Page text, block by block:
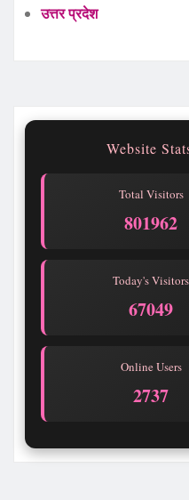
उत्तर प्रदेश
Website
Total Visitors
801962
Today's Visitors
67049
Online Users
2737